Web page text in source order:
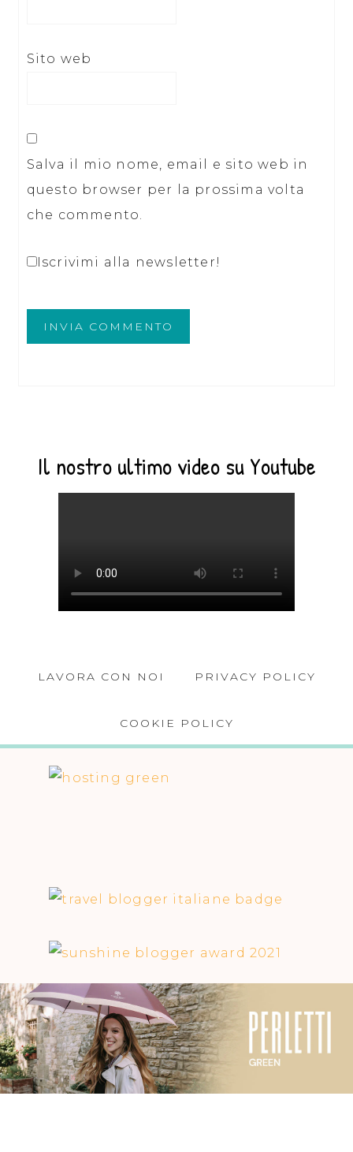
Sito web
Salva il mio nome, email e sito web in
questo browser per la prossima volta
che commento.
Iscrivimi alla newsletter!
Il nostro ultimo video su Youtube
LAVORA CON NOI PRIVACY POLICY
COOKIE POLICY